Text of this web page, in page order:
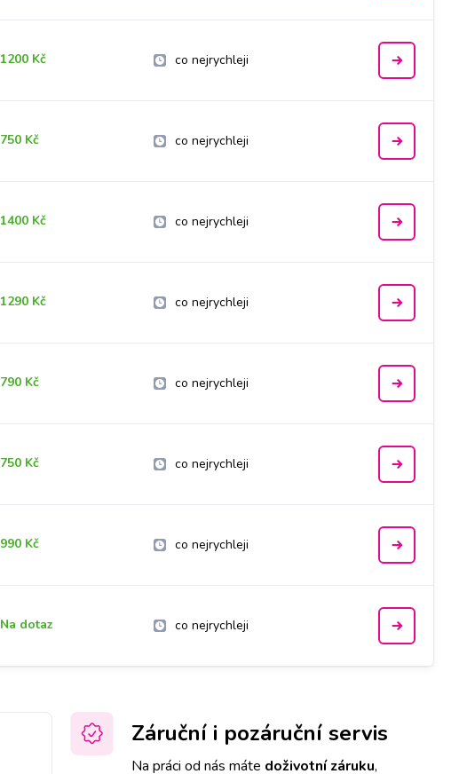
1200 Kč co nejrychleji
750 Kč co nejrychleji
1400 Kč co nejrychleji
1290 Kč co nejrychleji
790 Kč co nejrychleji
750 Kč co nejrychleji
990 Kč co nejrychleji
Na dotaz co nejrychleji
Záruční i pozáruční servis
Na práci od nás máte doživotní záruku,